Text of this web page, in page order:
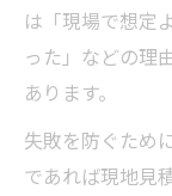
は「現場で想定
った」などの理
あります。
失敗を防ぐため
であれば現地見